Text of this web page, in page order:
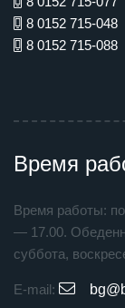
8 0152 715-048
8 0152 715-088
Время
Время работы:
— 17.00.
суббота,
E-mail: